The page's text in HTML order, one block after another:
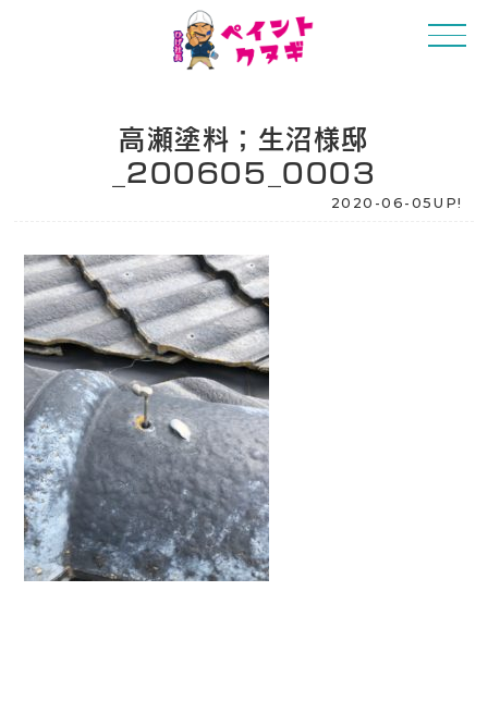
高瀬塗料；生沼様邸
_200605_0003
2020-06-05UP!